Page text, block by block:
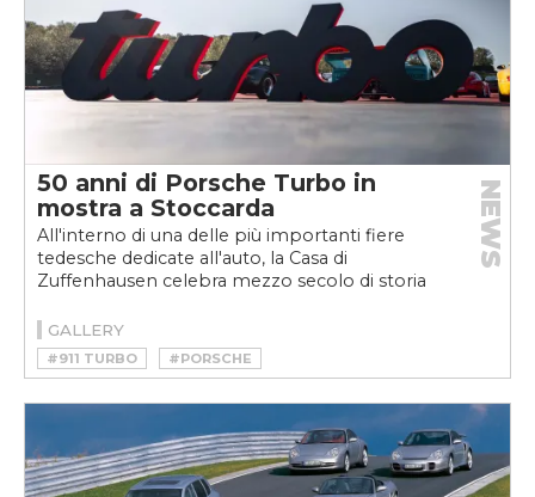
50 anni di Porsche Turbo in
mostra a Stoccarda
All'interno di una delle più importanti fiere
tedesche dedicate all'auto, la Casa di
Zuffenhausen celebra mezzo secolo di storia
NEWS
GALLERY
#911 TURBO #PORSCHE